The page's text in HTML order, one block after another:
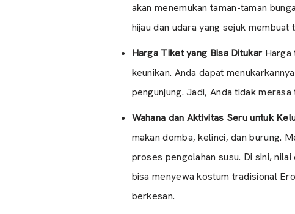
akan menemukan taman-taman
hijau dan udara yang sejuk
Harga Tiket yang Bisa DitukarHarga
keunikan. Anda dapat
pengunjung. Jadi, Anda tidak
Wahana dan Aktivitas Seru untuk
makan domba, kelinci, dan burung.
proses pengolahan susu. Di sini,
bisa menyewa kostum tradisional
berkesan.